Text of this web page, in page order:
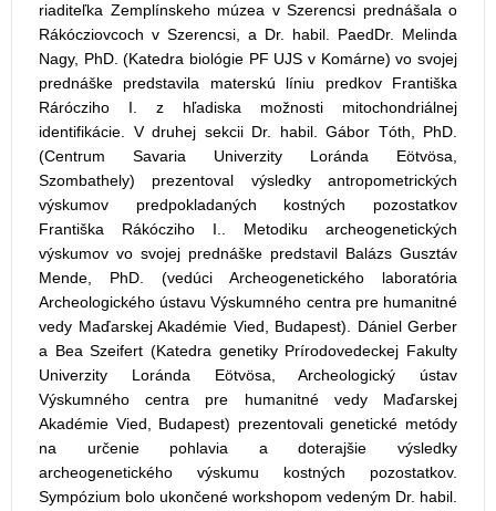
riaditeľka Zemplínskeho múzea v Szerencsi prednášala o
Rákócziovcoch v Szerencsi, a Dr. habil. PaedDr. Melinda
Nagy, PhD. (Katedra biológie PF UJS v Komárne) vo svojej
prednáške predstavila materskú líniu predkov Františka
Rárócziho I. z hľadiska možnosti mitochondriálnej
identifikácie. V druhej sekcii Dr. habil. Gábor Tóth, PhD.
(Centrum Savaria Univerzity Loránda Eötvösa,
Szombathely) prezentoval výsledky antropometrických
výskumov predpokladaných kostných pozostatkov
Františka Rákócziho I.. Metodiku archeogenetických
výskumov vo svojej prednáške predstavil Balázs Gusztáv
Mende, PhD. (vedúci Archeogenetického laboratória
Archeologického ústavu Výskumného centra pre humanitné
vedy Maďarskej Akadémie Vied, Budapest). Dániel Gerber
a Bea Szeifert (Katedra genetiky Prírodovedeckej Fakulty
Univerzity Loránda Eötvösa, Archeologický ústav
Výskumného centra pre humanitné vedy Maďarskej
Akadémie Vied, Budapest) prezentovali genetické metódy
na určenie pohlavia a doterajšie výsledky
archeogenetického výskumu kostných pozostatkov.
Sympózium bolo ukončené workshopom vedeným Dr. habil.